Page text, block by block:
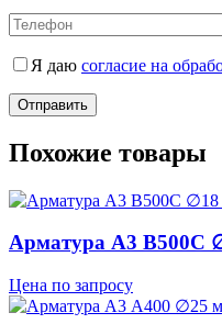
Я даю согласие на
Похожие товары
Арматура А3 В500С
Цена по запросу